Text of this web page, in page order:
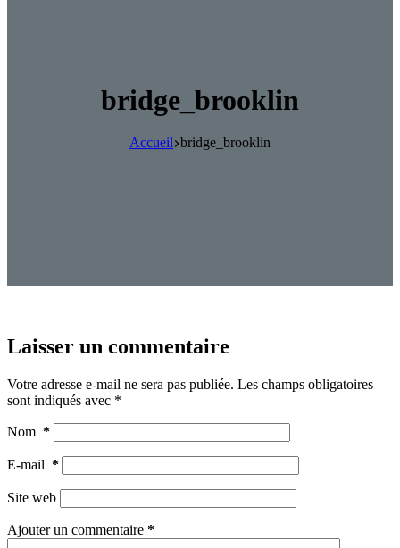
bridge_brooklin
Accueil bridge_brooklin
Laisser un commentaire
Votre adresse e-mail ne sera pas publiée. Les champs obligatoires
sont indiqués avec *
Nom *
E-mail *
Site web
Ajouter un commentaire *